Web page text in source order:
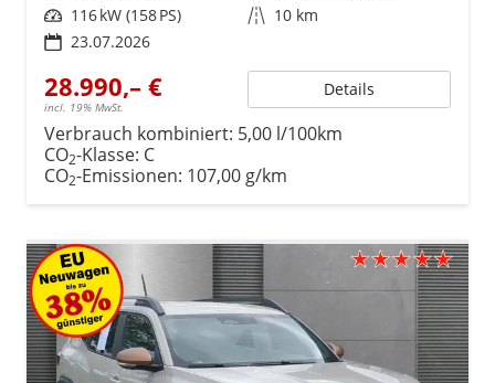
Leistung 116 kW (158 PS) Kilometerstand 10 km
23.07.2026
28.990,– €
incl. 19% MwSt.
Details
Verbrauch kombiniert: 5,00 l/100km
CO2-Klasse: C
CO2-Emissionen: 107,00 g/km